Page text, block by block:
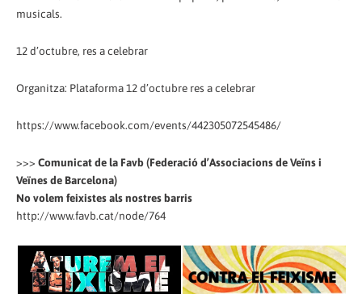
musicals.
12 d’octubre, res a celebrar
Organitza: Plataforma 12 d’octubre res a celebrar
https://www.facebook.com/events/442305072545486/
>>> Comunicat de la Favb (Federació d’Associacions de Veïns i
Veïnes de Barcelona)
No volem feixistes als nostres barris
http://www.favb.cat/node/764